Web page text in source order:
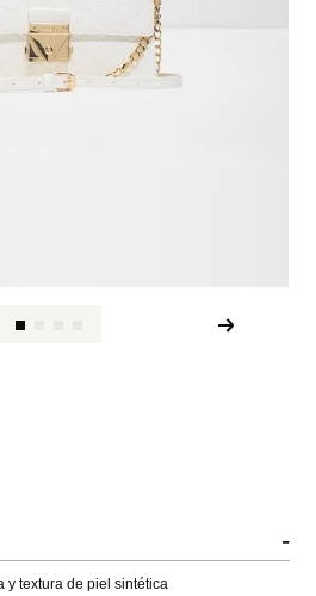
-
y textura de piel sintética